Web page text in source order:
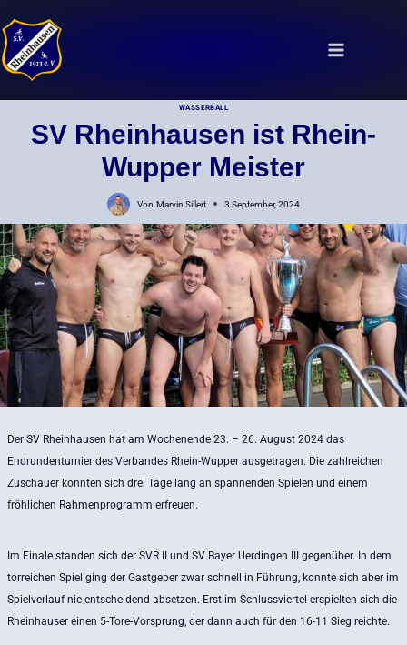
Inhalt
springen
WASSERBALL
SV Rheinhausen ist Rhein-
Wupper Meister
Von Marvin Sillert 3 September, 2024
Der SV Rheinhausen hat am Wochenende 23. – 26. August 2024 das
Endrundenturnier des Verbandes Rhein-Wupper ausgetragen. Die zahlreichen
Zuschauer konnten sich drei Tage lang an spannenden Spielen und einem
fröhlichen Rahmenprogramm erfreuen.
Im Finale standen sich der SVR II und SV Bayer Uerdingen III gegenüber. In dem
torreichen Spiel ging der Gastgeber zwar schnell in Führung, konnte sich aber im
Spielverlauf nie entscheidend absetzen. Erst im Schlussviertel erspielten sich die
Rheinhauser einen 5-Tore-Vorsprung, der dann auch für den 16-11 Sieg reichte.